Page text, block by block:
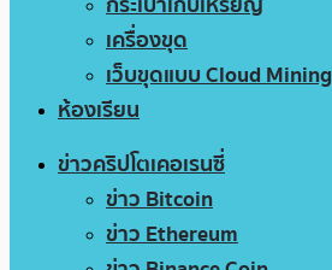
เครื่องขุด
เว็บขุดแบบ Cloud Mining
ห้องเรียน
ข่าวคริปโตเคอเรนซี่
ข่าว Bitcoin
ข่าว Ethereum